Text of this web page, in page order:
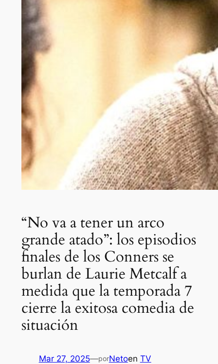
“No va a tener un arco
grande atado”: los episodios
finales de los Conners se
burlan de Laurie Metcalf a
medida que la temporada 7
cierre la exitosa comedia de
situación
Mar 27, 2025—porNetoen TV